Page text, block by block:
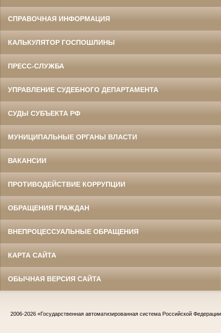
СПРАВОЧНАЯ ИНФОРМАЦИЯ
КАЛЬКУЛЯТОР ГОСПОШЛИНЫ
ПРЕСС-СЛУЖБА
УПРАВЛЕНИЕ СУДЕБНОГО ДЕПАРТАМЕНТА
СУДЫ СУБЪЕКТА РФ
МУНИЦИПАЛЬНЫЕ ОРГАНЫ ВЛАСТИ
ВАКАНСИИ
ПРОТИВОДЕЙСТВИЕ КОРРУПЦИИ
ОБРАЩЕНИЯ ГРАЖДАН
ВНЕПРОЦЕССУАЛЬНЫЕ ОБРАЩЕНИЯ
КАРТА САЙТА
ОБЫЧНАЯ ВЕРСИЯ САЙТА
2006-2026 «Государственная автоматизированная система Российской